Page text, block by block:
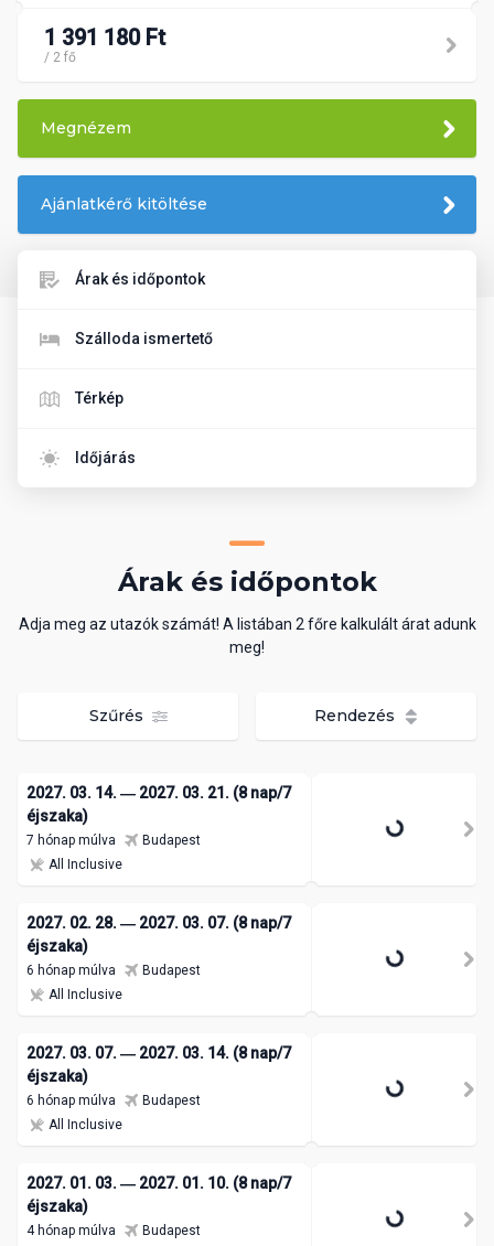
1 391 180 Ft
/ 2 fő
Megnézem
Ajánlatkérő kitöltése
Árak és időpontok
Szálloda ismertető
Térkép
Időjárás
Árak és időpontok
Adja meg az utazók számát! A listában 2 főre kalkulált árat adunk
meg!
Szűrés Rendezés
2027. 03. 14. ― 2027. 03. 21. (8 nap/7
éjszaka)
7 hónap múlva
Budapest
All Inclusive
2027. 02. 28. ― 2027. 03. 07. (8 nap/7
éjszaka)
6 hónap múlva
Budapest
All Inclusive
2027. 03. 07. ― 2027. 03. 14. (8 nap/7
éjszaka)
6 hónap múlva
Budapest
All Inclusive
2027. 01. 03. ― 2027. 01. 10. (8 nap/7
éjszaka)
4 hónap múlva
Budapest